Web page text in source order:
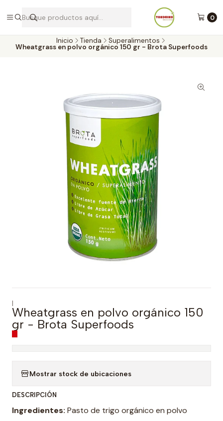
0
Envíos a todo Chile por Blue Express
Inicio Tienda Superalimentos
Wheatgrass en polvo orgánico 150 gr - Brota Superfoods
|
Wheatgrass en polvo orgánico 150
gr - Brota Superfoods
Mostrar stock de ubicaciones
DESCRIPCIÓN
Ingredientes: Pasto de trigo orgánico en polvo